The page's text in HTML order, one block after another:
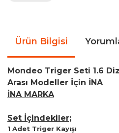
Ürün Bilgisi
Mondeo Triger Seti 1.6
Arası Modeller İçin İNA
İNA MARKA
Set İçindekiler;
1 Adet Triger Kayışı